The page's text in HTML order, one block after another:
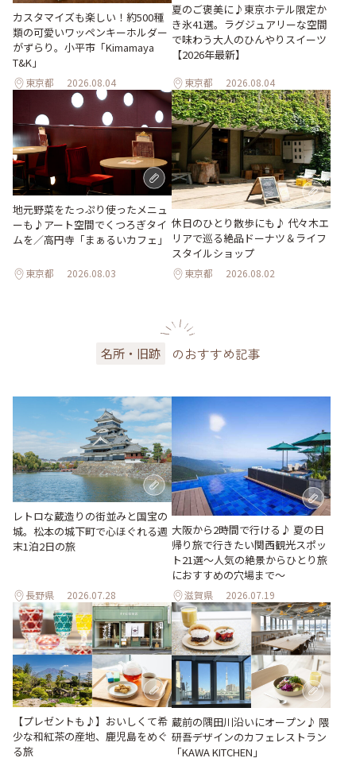
カスタマイズも楽しい！約500種
類の可愛いワッペンキーホルダー
がずらり。小平市「Kimamaya
T&K」
東京都 2026.08.04
夏のご褒美に♪東京ホテル限定か
き氷41選。ラグジュアリーな空間
で味わう大人のひんやりスイーツ
【2026年最新】
東京都 2026.08.04
地元野菜をたっぷり使ったメニュ
ーも♪アート空間でくつろぎタイ
ムを／高円寺「まぁるいカフェ」
東京都 2026.08.03
休日のひとり散歩にも♪ 代々木エ
リアで巡る絶品ドーナツ＆ライフ
スタイルショップ
東京都 2026.08.02
名所・旧跡 のおすすめ記事
レトロな蔵造りの街並みと国宝の
城。松本の城下町で心ほぐれる週
末1泊2日の旅
長野県 2026.07.28
大阪から2時間で行ける♪ 夏の日
帰り旅で行きたい関西観光スポッ
ト21選～人気の絶景からひとり旅
におすすめの穴場まで～
滋賀県 2026.07.19
【プレゼントも♪】おいしくて希
少な和紅茶の産地、鹿児島をめぐ
る旅
蔵前の隅田川沿いにオープン♪ 隈
研吾デザインのカフェレストラン
「KAWA KITCHEN」